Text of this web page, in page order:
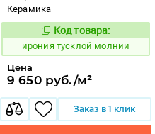
Керамика
1107053
Код товара:
ирония тусклой молнии
Цена
9 650 руб./м²
Заказ в 1 клик